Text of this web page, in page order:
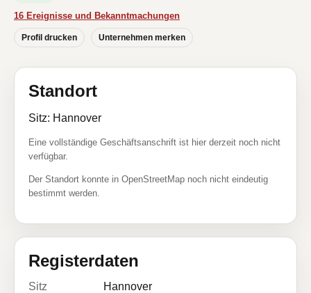
16 Ereignisse und Bekanntmachungen
Profil drucken Unternehmen merken
Standort
Sitz: Hannover
Eine vollständige Geschäftsanschrift ist hier derzeit noch nicht
verfügbar.
Der Standort konnte in OpenStreetMap noch nicht eindeutig
bestimmt werden.
Registerdaten
Sitz
Hannover